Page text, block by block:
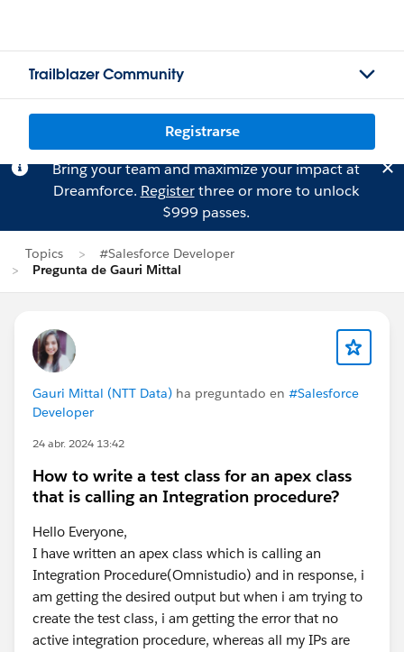
Trailblazer Community
Registrarse
Bring your team and maximize your impact at
Dreamforce. Registerthree or more to unlock
$999 passes.
Topics
#Salesforce Developer
Pregunta de Gauri Mittal
Gauri Mittal (NTT Data) ha preguntado en #Salesforce
Developer
24 abr. 2024 13:42
How to write a test class for an apex class
that is calling an Integration procedure?
Hello Everyone,
I have written an apex class which is calling an
Integration Procedure(Omnistudio) and in response, i
am getting the desired output but when i am trying to
create the test class, i am getting the error that no
active integration procedure, whereas all my IPs are